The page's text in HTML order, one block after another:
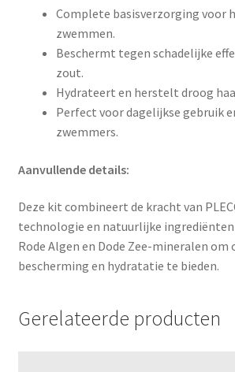
Complete basisverzorging voor
zwemmen.
Beschermt tegen schadelijke
zout.
Hydrateert en herstelt droog
Perfect voor dagelijkse gebruik
zwemmers.
Aanvullende details:
Deze kit combineert de kracht van
technologie en natuurlijke ingrediënten
Rode Algen en Dode Zee-mineralen
bescherming en hydratatie te bieden.
Gerelateerde producten